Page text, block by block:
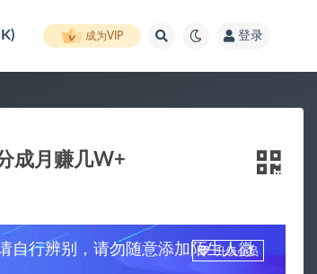
2K) 成为VIP 登录
成月赚几W+
自行辨别，请勿随意添加陌生人微
升级会员